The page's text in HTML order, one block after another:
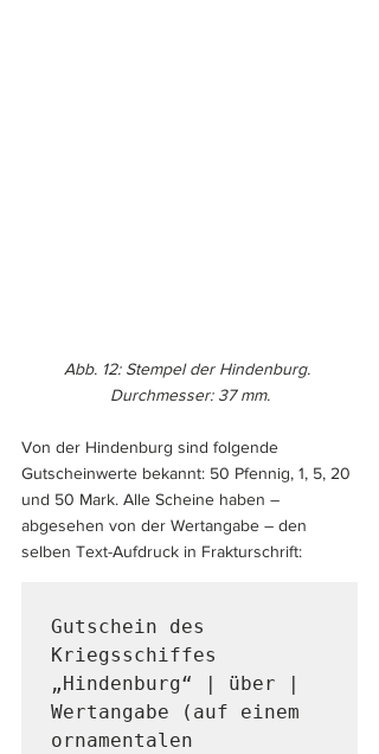
Abb. 12: Stempel der Hindenburg.
Durchmesser: 37 mm.
Von der Hindenburg sind folgende
Gutscheinwerte bekannt: 50 Pfennig, 1, 5, 20
und 50 Mark. Alle Scheine haben –
abgesehen von der Wertangabe – den
selben Text-Aufdruck in Frakturschrift:
Gutschein des
Kriegsschiffes
„Hindenburg“ | über |
Wertangabe (auf einem
ornamentalen